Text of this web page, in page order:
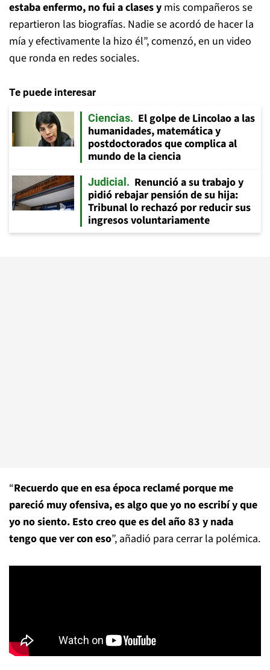
estaba enfermo, no fui a clases y mis compañeros se
repartieron las biografías. Nadie se acordó de hacer la
mía y efectivamente la hizo él”, comenzó, en un video
que ronda en redes sociales.
Te puede interesar
Ciencias
El golpe de Lincolao a las
humanidades, matemática y
postdoctorados que complica al
mundo de la ciencia
Judicial
Renunció a su trabajo y
pidió rebajar pensión de su hija:
Tribunal lo rechazó por reducir sus
ingresos voluntariamente
“Recuerdo que en esa época reclamé porque me
pareció muy ofensiva, es algo que yo no escribí y que
yo no siento. Esto creo que es del año 83 y nada
tengo que ver con eso”, añadió para cerrar la polémica.